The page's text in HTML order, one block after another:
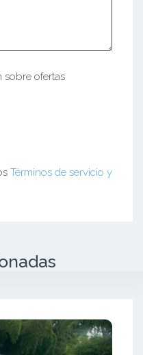
sobre ofertas
Términos de servicio y